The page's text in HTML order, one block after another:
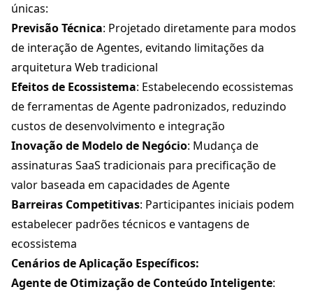
únicas:
Previsão Técnica: Projetado diretamente para modos
de interação de Agentes, evitando limitações da
arquitetura Web tradicional
Efeitos de Ecossistema: Estabelecendo ecossistemas
de ferramentas de Agente padronizados, reduzindo
custos de desenvolvimento e integração
Inovação de Modelo de Negócio: Mudança de
assinaturas SaaS tradicionais para precificação de
valor baseada em capacidades de Agente
Barreiras Competitivas: Participantes iniciais podem
estabelecer padrões técnicos e vantagens de
ecossistema
Cenários de Aplicação Específicos:
Agente de Otimização de Conteúdo Inteligente: